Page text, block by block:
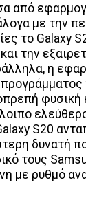
από
με την
το Galaxy
την
η
φυσική
S20
δυνατή
τους
με ρυθμό